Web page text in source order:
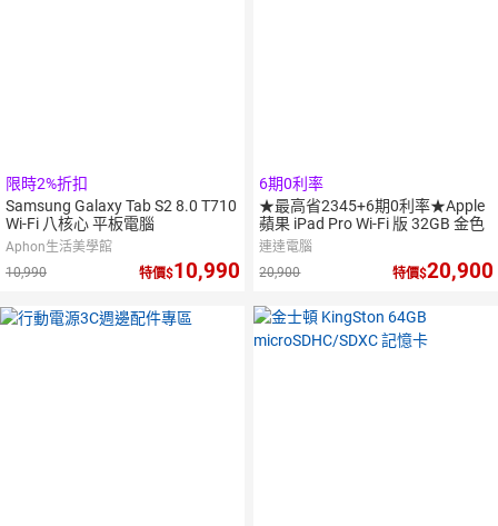
限時2%折扣
Samsung Galaxy Tab S2 8.0 T710
Wi-Fi 八核心 平板電腦
Aphon生活美學館
10,990
特價 10,990
6期0利率
★最高省2345+6期0利率★Apple
蘋果 iPad Pro Wi-Fi 版 32GB 金色
連達電腦
20,900
特價 20,900